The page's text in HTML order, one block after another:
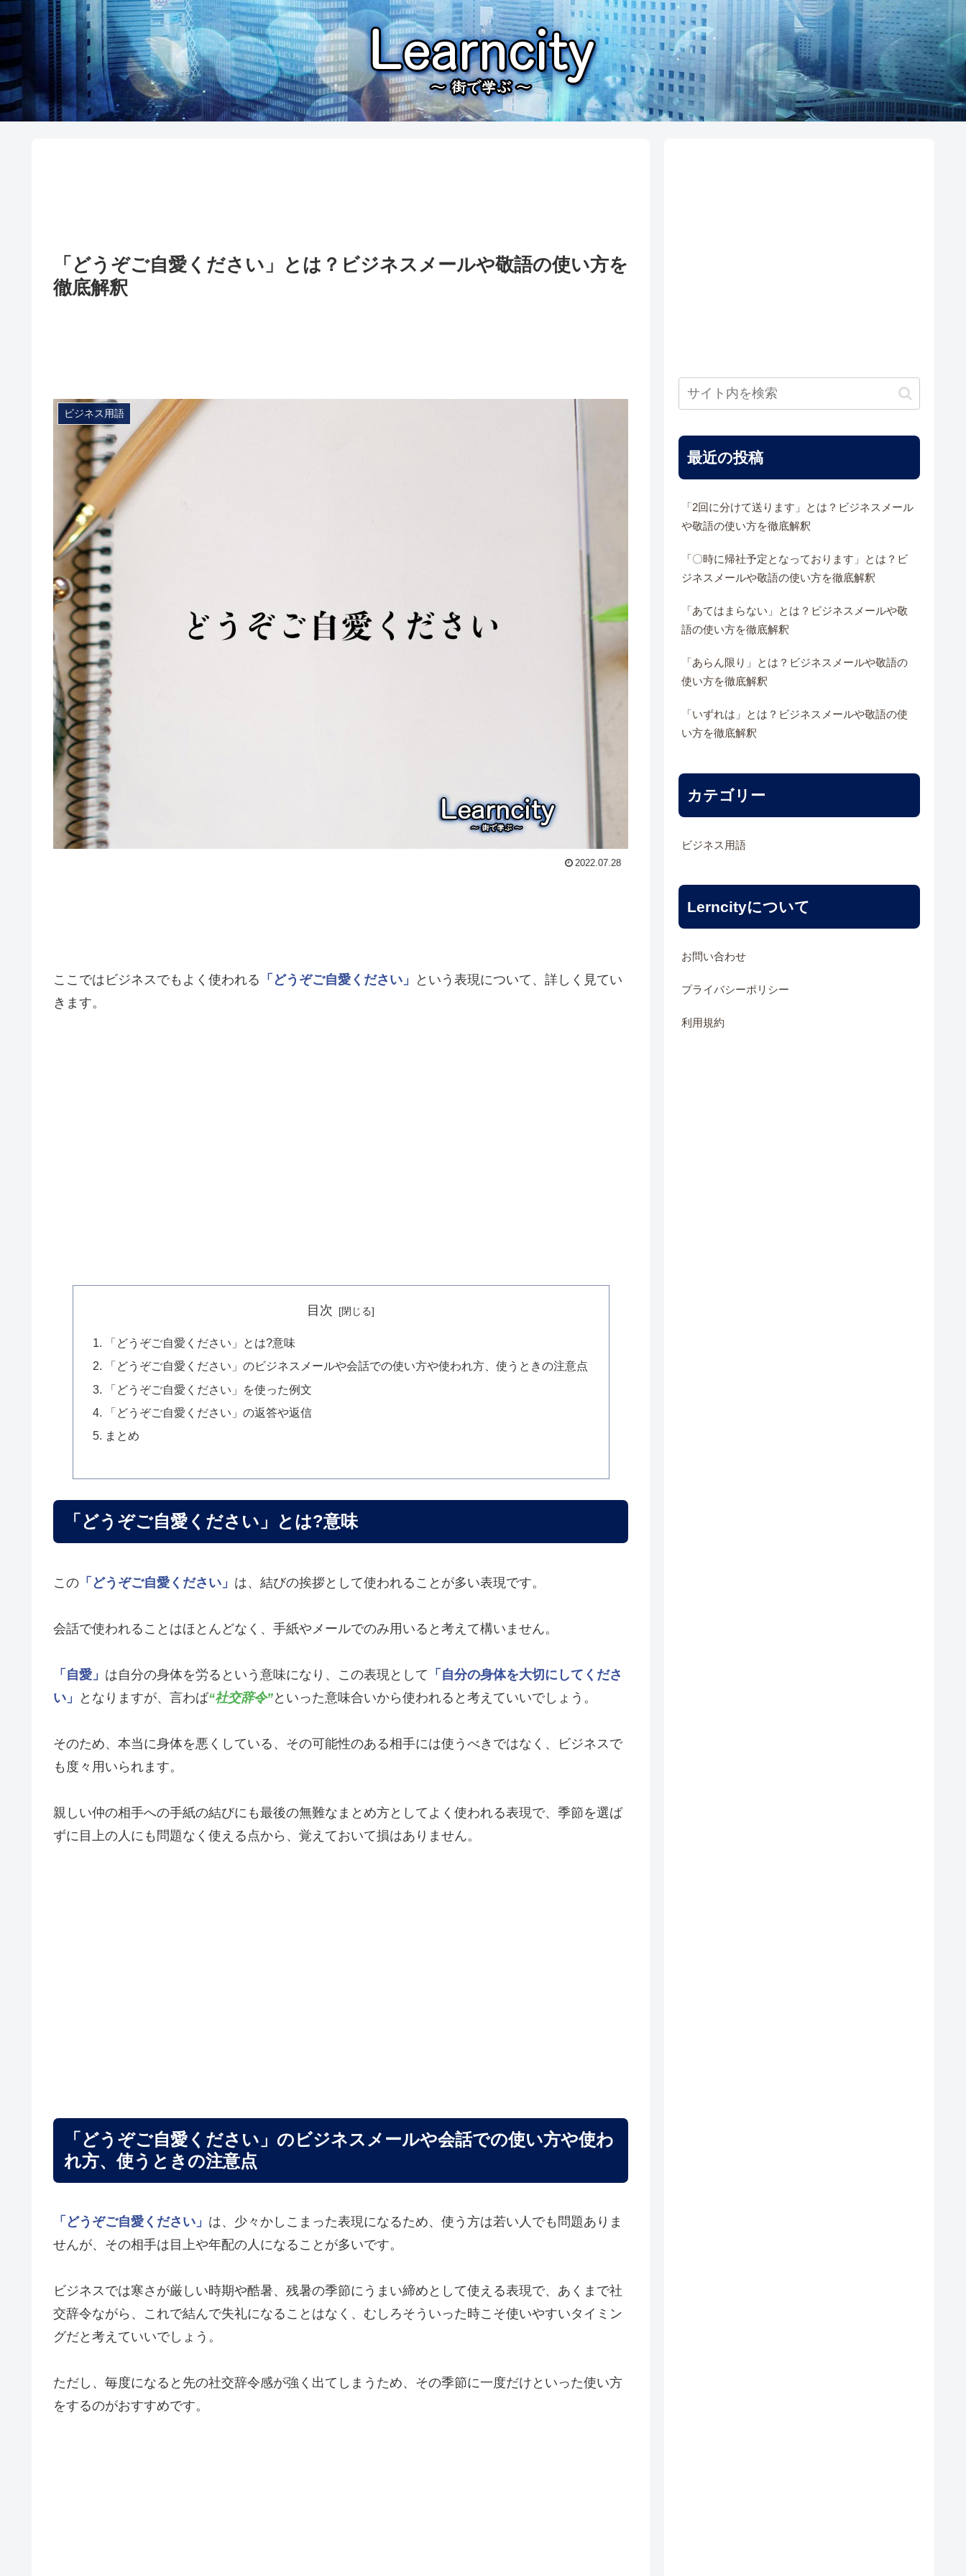
「どうぞご自愛ください」とは？ビジネスメールや敬語の使い方を
徹底解釈
ビジネス用語
2022.07.28
ここではビジネスでもよく使われる 「どうぞご自愛ください」
という表現について、詳しく見てい
きます。
目次
「どうぞご自愛ください」とは?意味
「どうぞご自愛ください」のビジネスメールや会話での使い方や使われ方、使うときの注意点
「どうぞご自愛ください」を使った例文
「どうぞご自愛ください」の返答や返信
まとめ
「どうぞご自愛ください」とは?意味
この 「どうぞご自愛ください」 は、結びの挨拶として使われることが多い表現です。
会話で使われることはほとんどなく、手紙やメールでのみ用いると考えて構いません。
「自愛」 は自分の身体を労るという意味になり、この表現として 「自分の身体を大切にしてくださ
い」
となりますが、言わば“社交辞令”といった意味合いから使われると考えていいでしょう。
そのため、本当に身体を悪くしている、その可能性のある相手には使うべきではなく、ビジネスで
も度々用いられます。
親しい仲の相手への手紙の結びにも最後の無難なまとめ方としてよく使われる表現で、季節を選ば
ずに目上の人にも問題なく使える点から、覚えておいて損はありません。
「どうぞご自愛ください」のビジネスメールや会話での使い方や使わ
れ方、使うときの注意点
「どうぞご自愛ください」 は、少々かしこまった表現になるため、使う方は若い人でも問題ありま
せんが、その相手は目上や年配の人になることが多いです。
ビジネスでは寒さが厳しい時期や酷暑、残暑の季節にうまい締めとして使える表現で、あくまで社
交辞令ながら、これで結んで失礼になることはなく、むしろそういった時こそ使いやすいタイミン
グだと考えていいでしょう。
ただし、毎度になると先の社交辞令感が強く出てしまうため、その季節に一度だけといった使い方
をするのがおすすめです。
最近の投稿
「2回に分けて送ります」とは？ビジネスメール
や敬語の使い方を徹底解釈
「〇時に帰社予定となっております」とは？ビ
ジネスメールや敬語の使い方を徹底解釈
「あてはまらない」とは？ビジネスメールや敬
語の使い方を徹底解釈
「あらん限り」とは？ビジネスメールや敬語の
使い方を徹底解釈
「いずれは」とは？ビジネスメールや敬語の使
い方を徹底解釈
カテゴリー
ビジネス用語
Lerncityについて
お問い合わせ
プライバシーポリシー
利用規約